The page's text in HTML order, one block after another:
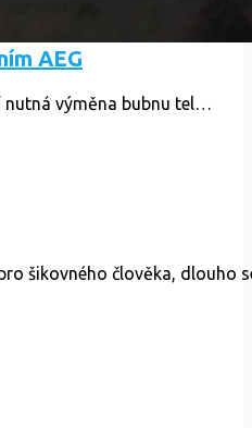
AEG
výměna bubnu tel…
šikovného člověka, dlouho